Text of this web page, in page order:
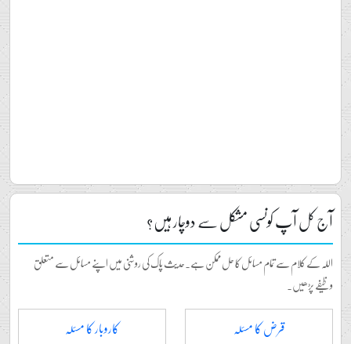
آج کل آپ کونسی مشکل سے دوچار ہیں؟
اللہ کے کلام سے تمام مسائل کا حل ممکن ہے۔حدیث پاک کی روشنی میں اپنے مسائل سے متعلق
وظیفے پڑھیں۔
کاروبار کا مسئلہ
قرض کا مسئلہ